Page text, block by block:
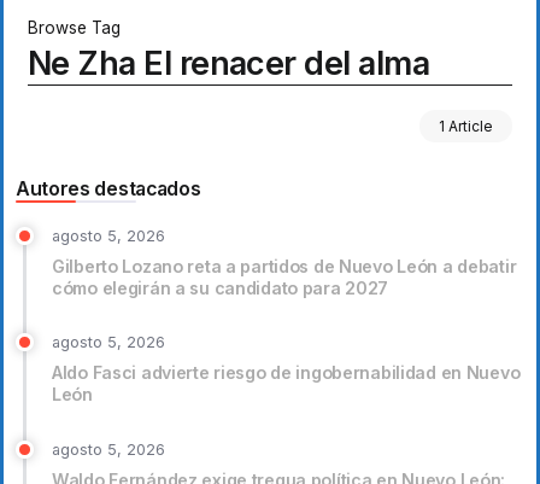
Browse Tag
Ne Zha El renacer del alma
1 Article
Autores destacados
agosto 5, 2026
Gilberto Lozano reta a partidos de Nuevo León a debatir
cómo elegirán a su candidato para 2027
agosto 5, 2026
Aldo Fasci advierte riesgo de ingobernabilidad en Nuevo
León
agosto 5, 2026
Waldo Fernández exige tregua política en Nuevo León: